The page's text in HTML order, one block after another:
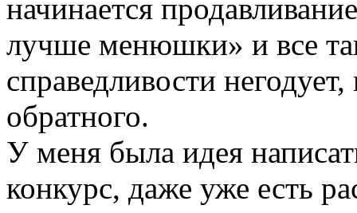
начинается
лучше менюшки» и все
справедливости
обратного.
У меня была идея
конкурс, даже уже есть